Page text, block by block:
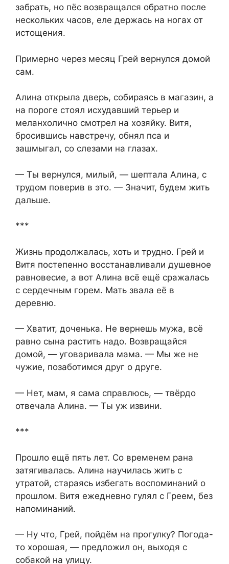
забрать, но пёс возвращался обратно после
нескольких часов, еле держась на ногах от
истощения.
Примерно через месяц Грей вернулся домой
сам.
Алина открыла дверь, собираясь в магазин, а
на пороге стоял исхудавший терьер и
меланхолично смотрел на хозяйку. Витя,
бросившись навстречу, обнял пса и
зашмыгал, со слезами на глазах.
— Ты вернулся, милый, — шептала Алина, с
трудом поверив в это. — Значит, будем жить
дальше.
***
Жизнь продолжалась, хоть и трудно. Грей и
Витя постепенно восстанавливали душевное
равновесие, а вот Алина всё ещё сражалась
с сердечным горем. Мать звала её в
деревню.
— Хватит, доченька. Не вернешь мужа, всё
равно сына растить надо. Возвращайся
домой, — уговаривала мама. — Мы же не
чужие, позаботимся друг о друге.
— Нет, мам, я сама справлюсь, — твёрдо
отвечала Алина. — Ты уж извини.
***
Прошло ещё пять лет. Со временем рана
затягивалась. Алина научилась жить с
утратой, стараясь избегать воспоминаний о
прошлом. Витя ежедневно гулял с Греем, без
напоминаний.
— Ну что, Грей, пойдём на прогулку? Погода-
то хорошая, — предложил он, выходя с
собакой на улицу.